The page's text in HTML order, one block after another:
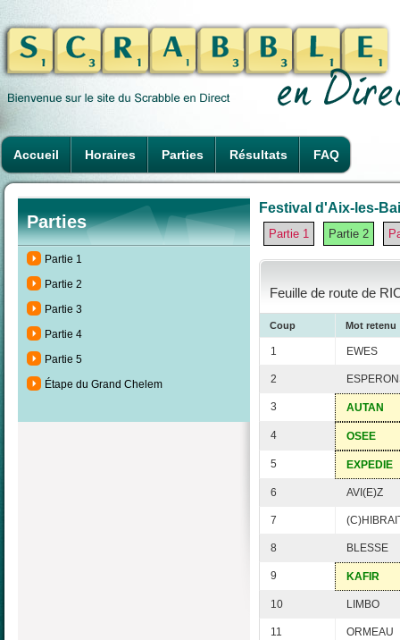
Accueil Horaires Parties Résultats FAQ
Parties
Partie 1
Partie 2
Partie 3
Partie 4
Partie 5
Étape du Grand Chelem
Festival d'Aix-les-
Partie 1 Partie 2
Feuille de route de
Coup Mot retenu
1 EWES
2
3 AUTAN
4 OSEE
5 EXPEDIE
6 AVI(E)Z
7
8 BLESSE
9 KAFIR
10 LIMBO
11 ORMEAU